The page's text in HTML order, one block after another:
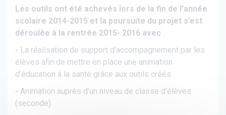
Les outils ont été achevés lors de la fin de l’année
scolaire 2014-2015 et la poursuite du projet s’est
déroulée à la rentrée 2015- 2016 avec :
- La réalisation de support d’accompagnement par les
élèves afin de mettre en place une animation
d’éducation à la santé grâce aux outils créés
- Animation auprès d’un niveau de classe d’élèves
(seconde)